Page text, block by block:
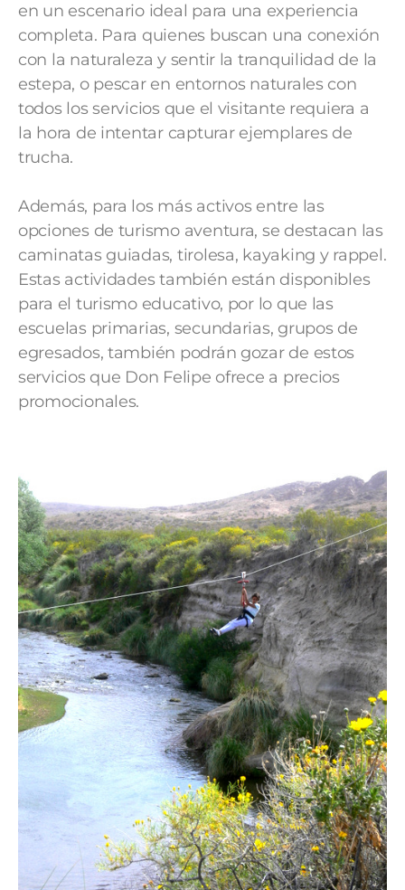
en un escenario ideal para una experiencia
completa. Para quienes buscan una conexión
con la naturaleza y sentir la tranquilidad de la
estepa, o pescar en entornos naturales con
todos los servicios que el visitante requiera a
la hora de intentar capturar ejemplares de
trucha.
Además, para los más activos entre las
opciones de turismo aventura, se destacan las
caminatas guiadas, tirolesa, kayaking y rappel.
Estas actividades también están disponibles
para el turismo educativo, por lo que las
escuelas primarias, secundarias, grupos de
egresados, también podrán gozar de estos
servicios que Don Felipe ofrece a precios
promocionales.